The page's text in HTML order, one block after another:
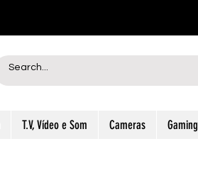
T.V, Vídeo e Som Cameras Gaming